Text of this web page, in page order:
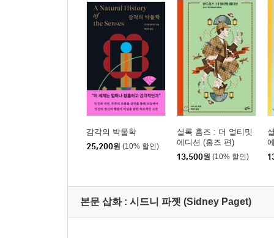
감각의 박물학
25,200원 (10% 할인)
셜록 홈즈 : 더 얼티밋
에디션 (홈즈 편)
13,500원 (10% 할인)
본문 삽화 : 시드니 파젯 (Sidney Paget)